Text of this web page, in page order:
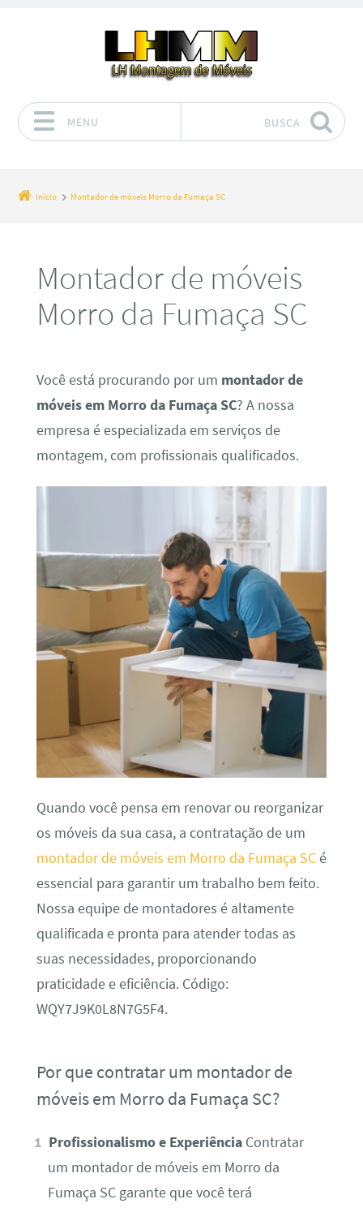
MENU BUSCA
Início Montador de móveis Morro da Fumaça SC
Montador de móveis
Morro da Fumaça SC
Você está procurando por um montador de
móveis em Morro da Fumaça SC? A nossa
empresa é especializada em serviços de
montagem, com profissionais qualificados.
Quando você pensa em renovar ou reorganizar
os móveis da sua casa, a contratação de um
montador de móveis em Morro da Fumaça SCé
essencial para garantir um trabalho bem feito.
Nossa equipe de montadores é altamente
qualificada e pronta para atender todas as
suas necessidades, proporcionando
praticidade e eficiência. Código:
WQY7J9K0L8N7G5F4.
Por que contratar um montador de
móveis em Morro da Fumaça SC?
Profissionalismo e Experiência Contratar
um montador de móveis em Morro da
Fumaça SC garante que você terá